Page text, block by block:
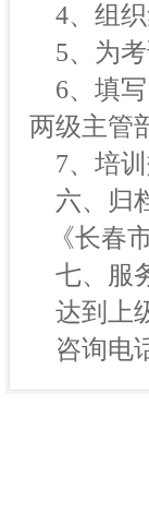
4、组织
5、为考
6、填写
两级主管
7、培训
六、归
《长春
七、服
达到上
咨询电